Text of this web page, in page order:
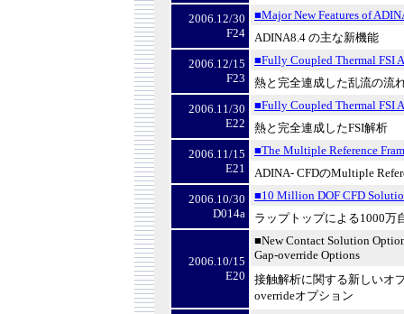
2006.12/30
F24
■Major New Features of
ADINA8.4 の主な新機能
2006.12/15
F23
■Fully Coupled Thermal FSI
熱と完全連成した乱流の流
2006.11/30
E22
■Fully Coupled Thermal FSI
熱と完全連成したFSI解析
2006.11/15
E21
■The Multiple Reference
ADINA- CFDのMultiple
2006.10/30
D014a
■10 Million DOF CFD
ラップトップによる1000万
2006.10/15
E20
■New Contact Solution
Gap-override Options
接触解析に関する新しいオ
overrideオプション